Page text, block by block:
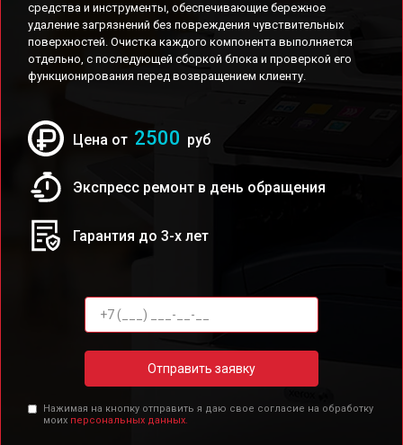
средства и инструменты, обеспечивающие бережное
удаление загрязнений без повреждения чувствительных
поверхностей. Очистка каждого компонента выполняется
отдельно, с последующей сборкой блока и проверкой его
функционирования перед возвращением клиенту.
Цена от 2500 руб
Экспресс ремонт в день обращения
Гарантия до 3-х лет
Отправить заявку
Нажимая на кнопку отправить я даю свое согласие на обработку
моих персональных данных.